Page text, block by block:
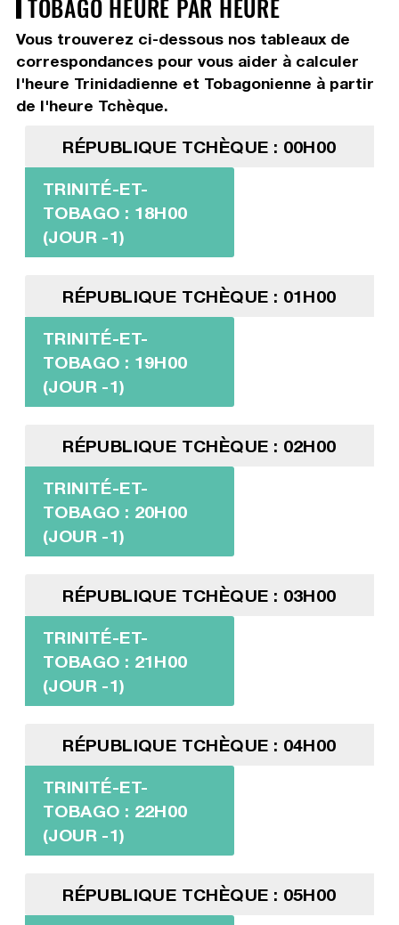
TOBAGO HEURE PAR HEURE
Vous trouverez ci-dessous nos tableaux de
correspondances pour vous aider à calculer
l'heure Trinidadienne et Tobagonienne à partir
de l'heure Tchèque.
RÉPUBLIQUE TCHÈQUE : 00H00
TRINITÉ-ET-
TOBAGO : 18H00
(JOUR -1)
RÉPUBLIQUE TCHÈQUE : 01H00
TRINITÉ-ET-
TOBAGO : 19H00
(JOUR -1)
RÉPUBLIQUE TCHÈQUE : 02H00
TRINITÉ-ET-
TOBAGO : 20H00
(JOUR -1)
RÉPUBLIQUE TCHÈQUE : 03H00
TRINITÉ-ET-
TOBAGO : 21H00
(JOUR -1)
RÉPUBLIQUE TCHÈQUE : 04H00
TRINITÉ-ET-
TOBAGO : 22H00
(JOUR -1)
RÉPUBLIQUE TCHÈQUE : 05H00